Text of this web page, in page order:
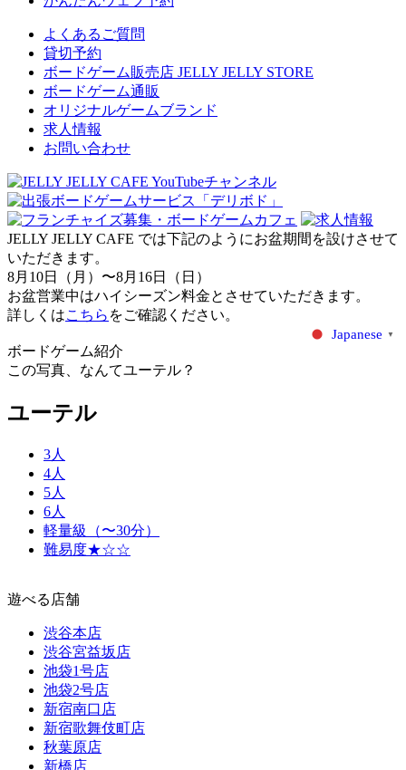
よくあるご質問
貸切予約
ボードゲーム販売店 JELLY JELLY STORE
ボードゲーム通販
オリジナルゲームブランド
求人情報
お問い合わせ
JELLY JELLY CAFE では下記のようにお盆期間を設けさせて
いただきます。
8月10日（月）〜8月16日（日）
お盆営業中はハイシーズン料金とさせていただきます。
詳しくはこちら をご確認ください。
Japanese ▼
ボードゲーム紹介
この写真、なんてユーテル？
ユーテル
3人
4人
5人
6人
軽量級（〜30分）
難易度★☆☆
遊べる店舗
渋谷本店
渋谷宮益坂店
池袋1号店
池袋2号店
新宿南口店
新宿歌舞伎町店
秋葉原店
新橋店